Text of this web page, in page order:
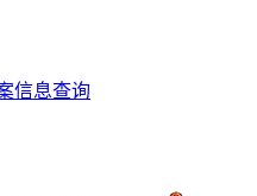
信息查询